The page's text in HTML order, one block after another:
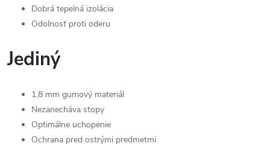
Dobrá tepelná izolácia
Odolnosť proti oderu
Jediný
1,8 mm gumový materiál
Nezanecháva stopy
Optimálne uchopenie
Ochrana pred ostrými predmetmi